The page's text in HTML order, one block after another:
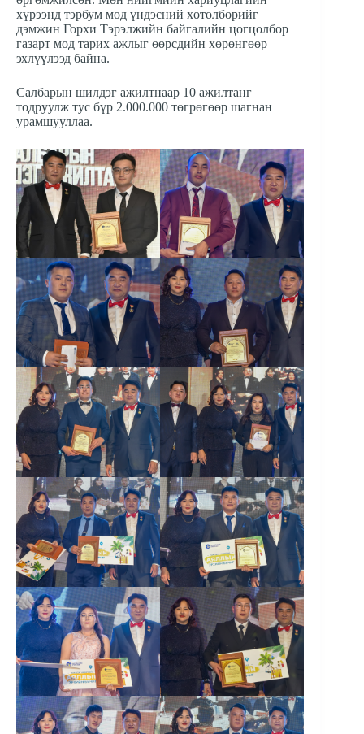
хүрээнд тэрбум мод үндэсний хөтөлбөрийг
дэмжин Горхи Тэрэлжийн байгалийн цогцолбор
газарт мод тарих ажлыг өөрсдийн хөрөнгөөр
эхлүүлээд байна.
Салбарын шилдэг ажилтнаар 10 ажилтанг
тодруулж тус бүр 2.000.000 төгрөгөөр шагнан
урамшууллаа.